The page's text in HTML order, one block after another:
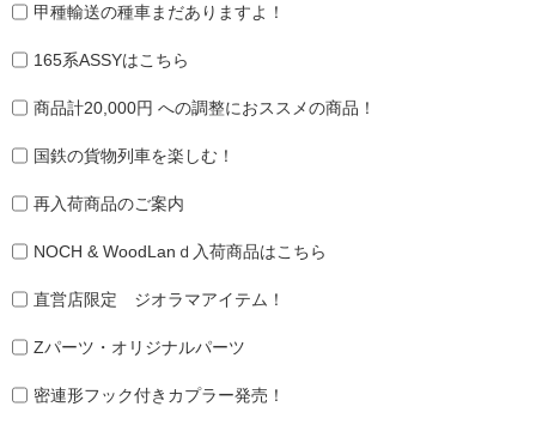
甲種輸送の種車まだありますよ！
165系ASSYはこちら
商品計20,000円 への調整におススメの商品！
国鉄の貨物列車を楽しむ！
再入荷商品のご案内
NOCH & WoodLanｄ入荷商品はこちら
直営店限定 ジオラマアイテム！
Zパーツ・オリジナルパーツ
密連形フック付きカプラー発売！